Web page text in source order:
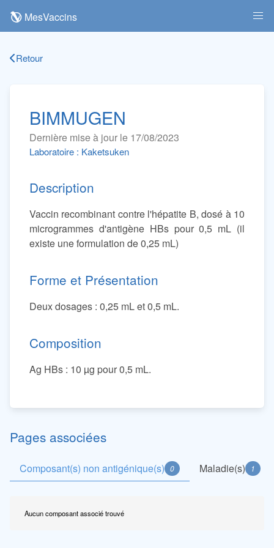
MesVaccins
Retour
BIMMUGEN
Dernière mise à jour le 17/08/2023
Laboratoire : Kaketsuken
Description
Vaccin recombinant contre l'hépatite B, dosé à 10
microgrammes d'antigène HBs pour 0,5 mL (il
existe une formulation de 0,25 mL)
Forme et Présentation
Deux dosages : 0,25 mL et 0,5 mL.
Composition
Ag HBs : 10 µg pour 0,5 mL.
Pages associées
Composant(s) non antigénique(s) 0 Maladie(s) 1
Aucun composant associé trouvé